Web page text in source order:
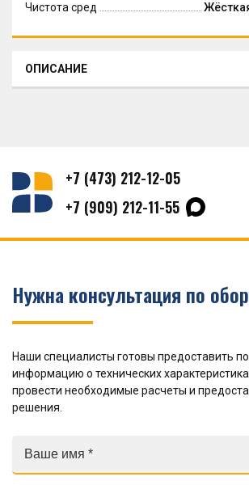
Чистота сред
ОПИСАНИЕ
+7 (473) 212-12-05
+7 (909) 212-11-55
Нужна консультация по
Наши специалисты готовы предоставить
информацию о технических
провести необходимые расчеты и
решения.